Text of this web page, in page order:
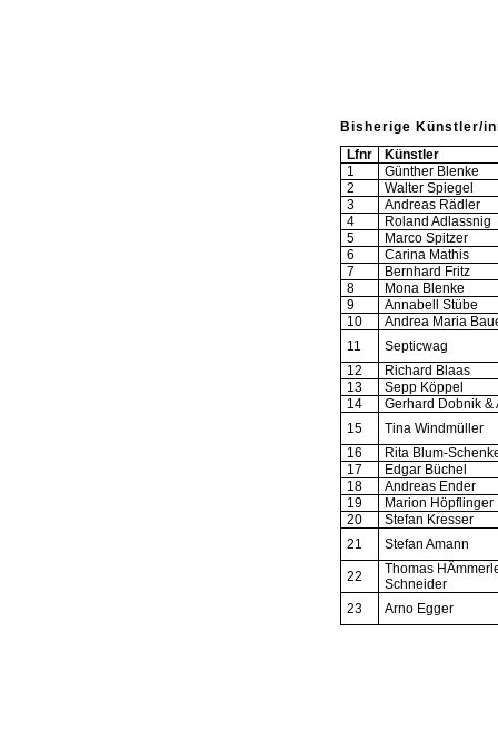
Bisherige Künstler/
Lfnr
Künstler
1
Günther Blenke
2
Walter Spiegel
3
Andreas Rädler
4
Roland Adlassnig
5
Marco Spitzer
6
Carina Mathis
7
Bernhard Fritz
8
Mona Blenke
9
Annabell Stübe
10
Andrea Maria
11
Septicwag
12
Richard Blaas
13
Sepp Köppel
14
Gerhard Dobnik &
15
Tina Windmüller
16
Rita Blum-
17
Edgar Büchel
18
Andreas Ender
19
Marion Höpflinger
20
Stefan Kresser
21
Stefan Amann
22
Thomas
Schneider
23
Arno Egger